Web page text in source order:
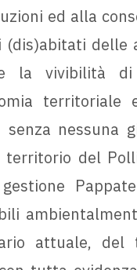
ed alla
(dis)abitati delle
la vivibilità
senza nessuna
territorio del
gestione
attuale,